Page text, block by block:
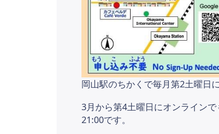
岡山駅のちかくで毎月第2土曜日
3月から第4土曜日にオンライン
21:00です。